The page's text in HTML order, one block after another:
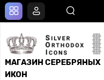
МАГАЗИН СЕРЕБРЯНЫХ
ИКОН